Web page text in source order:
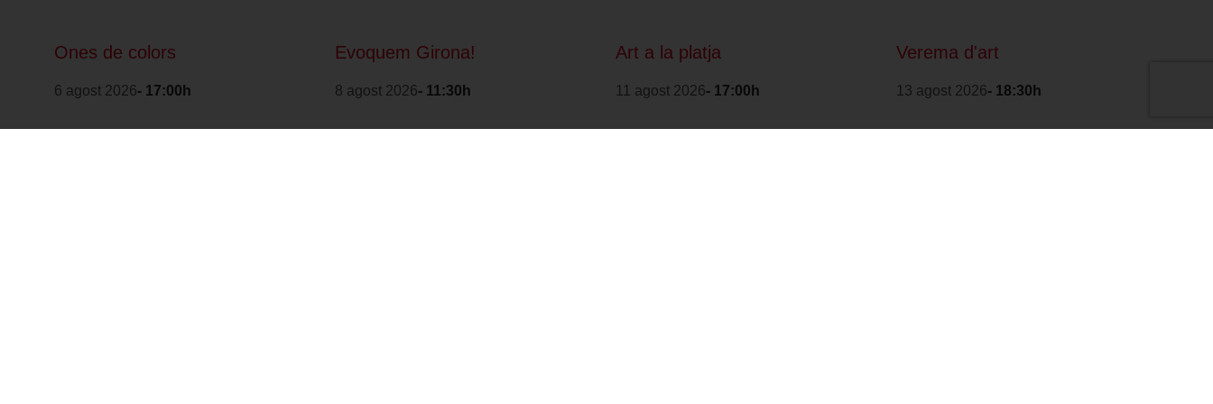
Ones de colors
6 agost 2026- 17:00h
Evoquem Girona!
8 agost 2026- 11:30h
Art a la platja
11 agost 2026- 17:00h
Verema d'art
13 agost 2026- 18:30h